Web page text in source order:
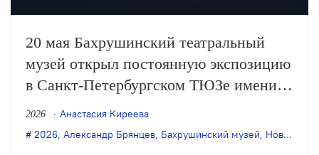
20 мая Бахрушинский театральный
музей открыл постоянную экспозицию
в Санкт-Петербургском ТЮЗе имени
Брянцева. В пространстве «Нового
музея театра» представлено 250
2026
Анастасия Киреева
2026, Александр Брянцев, Бахрушинский музей, Новый музей театра